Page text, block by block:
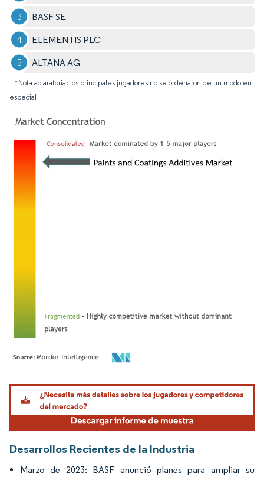
BASF SE
ELEMENTIS PLC
ALTANA AG
*Nota aclaratoria: los principales jugadores no se ordenaron de un modo en
especial
Imagen © Mordor Intelligence. El uso requiere atribución según CC BY 4.0.
Desarrollos Recientes de la Industria
Marzo de 2023: BASF anunció planes para ampliar su